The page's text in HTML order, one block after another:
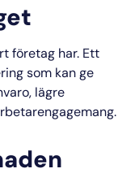
företag har. Ett
som kan ge
lägre